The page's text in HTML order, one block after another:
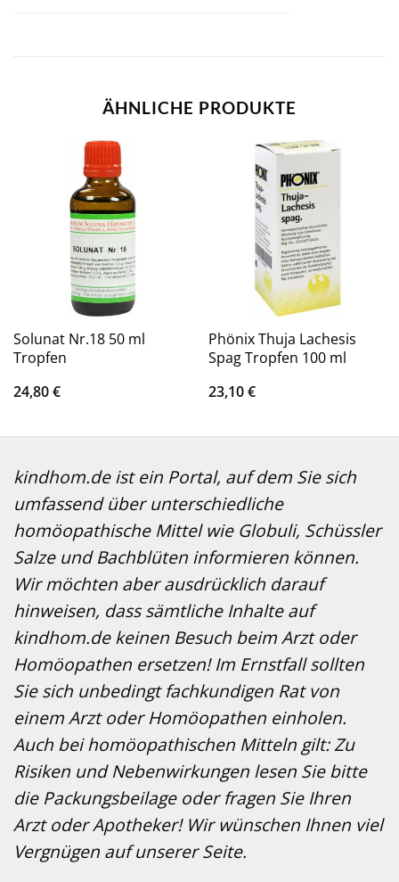
ÄHNLICHE PRODUKTE
Solunat Nr.18 50 ml
Tropfen
24,80€
Phönix Thuja Lachesis
Spag Tropfen 100 ml
23,10€
kindhom.de ist ein Portal, auf dem Sie sich
umfassend über unterschiedliche
homöopathische Mittel wie Globuli, Schüssler
Salze und Bachblüten informieren können.
Wir möchten aber ausdrücklich darauf
hinweisen, dass sämtliche Inhalte auf
kindhom.de keinen Besuch beim Arzt oder
Homöopathen ersetzen! Im Ernstfall sollten
Sie sich unbedingt fachkundigen Rat von
einem Arzt oder Homöopathen einholen.
Auch bei homöopathischen Mitteln gilt: Zu
Risiken und Nebenwirkungen lesen Sie bitte
die Packungsbeilage oder fragen Sie Ihren
Arzt oder Apotheker! Wir wünschen Ihnen viel
Vergnügen auf unserer Seite.